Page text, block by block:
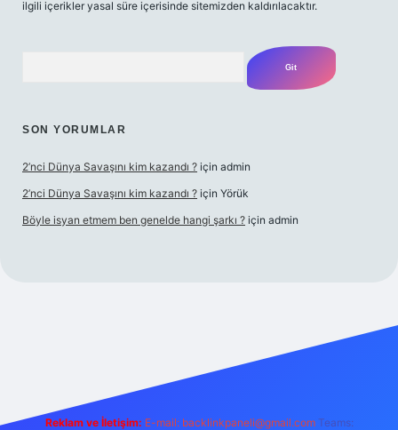
ilgili içerikler yasal süre içerisinde sitemizden kaldırılacaktır.
SON YORUMLAR
2’nci Dünya Savaşını kim kazandı ? için admin
2’nci Dünya Savaşını kim kazandı ? için Yörük
Böyle isyan etmem ben genelde hangi şarkı ? için admin
m elexbet
Reklam ve İletişim: E-mail: backlinkpaneli@gmail.com Teams: